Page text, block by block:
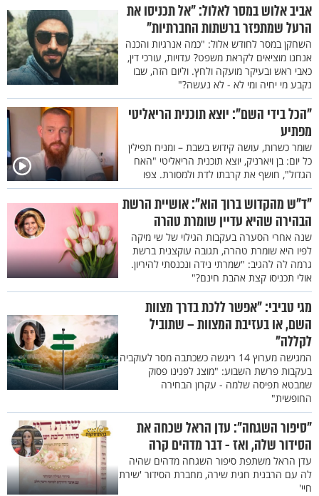
אביב אלוש במסר לאלול: "אל תכניסו את
הרעל שמתפזר ברשתות החברתיות"
השחקן במסר לחודש אלול: "כמה אנרגיות והכנה
אנחנו מוציאים לקראת משפט? עדויות, עורכי דין,
כאבי ראש ובעיקר מועקה ולחץ. וליום הזה, שבו
נקבע מי יחיה ומי לא - לא נעשה?"
"הכל בידי השם": יוצא תוכנית הריאליטי
מפתיע
שומר כשרות, עושה קידוש בשבת – ומניח תפילין
כל יום: בן ויארניק, יוצא תוכנית הריאליטי "האח
הגדול", חושף את קרבתו לדת ולמסורת. צפו
"ד"ש מהקדוש ברוך הוא": אושיית הרשת
הבהירה שהיא עדיין שומרת טהרה
שנה אחרי הסערה בעקבות הגילוי של שי מיקה
לפיו היא שומרת טהרה, תגובה עוקצנית ברשת
גרמה לה להגיב: "שמרתי נידה ונכנסתי להיריון.
אולי תכניסו קצת אהבת חינם?"
מגי טביבי: "אפשר ללכת בדרך מצוות
השם, או בעזיבת המצוות – שתוביל
לקללה"
המגישה מערוץ 14 ריגשה כשכתבה מסר לעוקביה
בעקבות פרשת השבוע: "מוצג לפנינו פסוק
שמבטא תפיסה שלמה - עקרון הבחירה
החופשית"
"סיפור השגחה": עדן הראל שכחה את
הסידור שלה, ואז - דבר מדהים קרה
עדן הראל משתפת סיפור השגחה מדהים שהיה
לה עם הרבנית חגית שירה, מחברת הסידור 'שירת
חיי'